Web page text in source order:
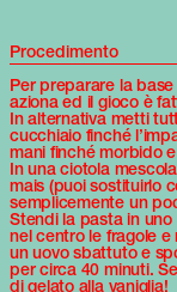
Procedimento
Per preparare la
aziona ed il gioco è
In alternativa metti
cucchiaio finché
mani finché morbido
In una ciotola
mais (puoi sostituirlo
semplicemente un
Stendi la pasta in
nel centro le fragole
un uovo sbattuto e
per circa 40 minuti.
di gelato alla vaniglia!